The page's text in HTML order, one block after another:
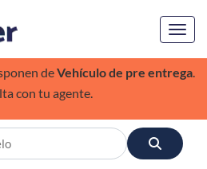
deVehículo de pre entrega.
con tu agente.